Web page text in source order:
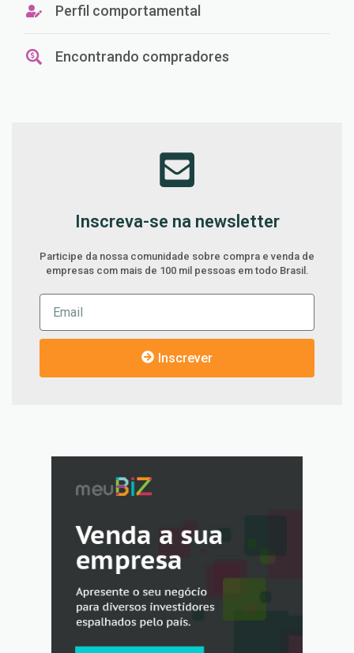
Perfil comportamental
Encontrando compradores
Inscreva-se na newsletter
Participe da nossa comunidade sobre compra e venda de
empresas com mais de 100 mil pessoas em todo Brasil.
Inscrever